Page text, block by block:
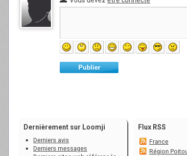
Publier
Dernièrement sur Loomji
Derniers avis
Derniers messages
Flux RSS
France
Région